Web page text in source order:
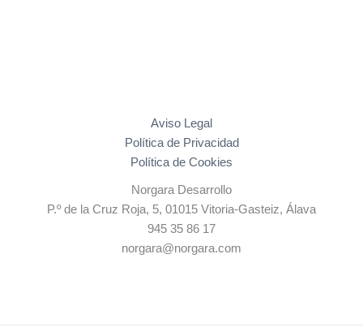
Aviso Legal
Política de Privacidad
Política de Cookies
Norgara Desarrollo
P.º de la Cruz Roja, 5, 01015 Vitoria-Gasteiz, Álava
945 35 86 17
norgara@norgara.com